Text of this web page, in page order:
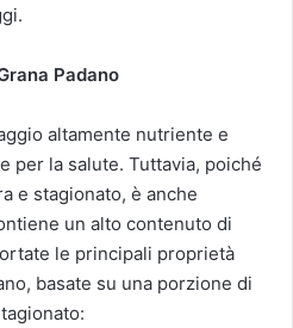
Padano
altamente nutriente e
per la salute. Tuttavia, poiché
e stagionato, è anche
un alto contenuto di
le principali proprietà
basate su una porzione di